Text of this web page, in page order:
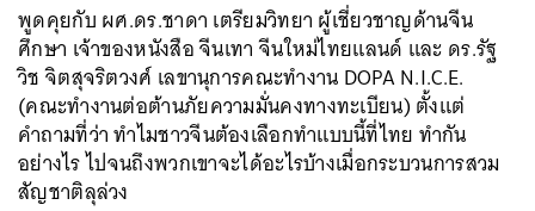
พูดคุยกับ ผศ.ดร.ชาดา เตรียมวิทยา ผู้เชี่ยวชาญด้านจีน
ศึกษา เจ้าของหนังสือ จีนเทา จีนใหม่ไทยแลนด์ และ ดร.รัฐ
วิช จิตสุจริตวงศ์ เลขานุการคณะทำงาน DOPA N.I.C.E.​
(คณะทำงานต่อต้านภัยความมั่นคงทางทะเบียน) ตั้งแต่
คำถามที่ว่า ทำไมชาวจีนต้องเลือกทำแบบนี้ที่ไทย ทำกัน
อย่างไร ไปจนถึงพวกเขาจะได้อะไรบ้างเมื่อกระบวนการสวม
สัญชาติลุล่วง